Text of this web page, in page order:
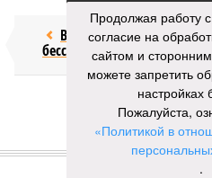
Возраст
бессмертия
Продолжая работу
согласие на
сайтом и
можете запретить
настройках
Пожалуйста,
«Политикой в
.